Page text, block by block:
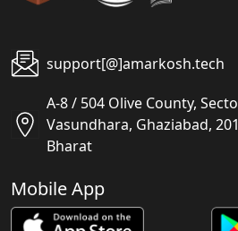
support[@]amarkosh.tech
A-8 / 504 Olive County,
Vasundhara, Ghaziabad,
Bharat
Mobile App